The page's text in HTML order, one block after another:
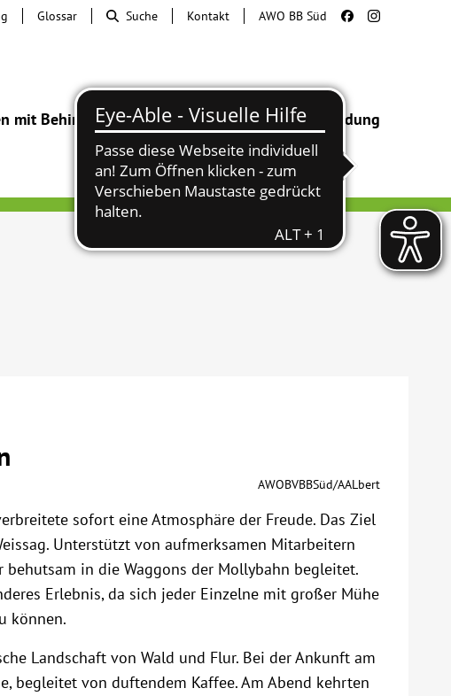
mit BehinderungBeratung & HilfeBegegnung Bildung
Glossar Suche Kontakt AWO BB Süd
AWOBVBBSüd/AALbert
sofort eine Atmosphäre der Freude. Das Ziel
Unterstützt von aufmerksamen Mitarbeitern
in die Waggons der Mollybahn begleitet.
Erlebnis, da sich jeder Einzelne mit großer Mühe
können.
Landschaft von Wald und Flur. Bei der Ankunft am
begleitet von duftendem Kaffee. Am Abend kehrten